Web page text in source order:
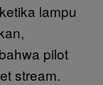
lampu
pilot
stream.